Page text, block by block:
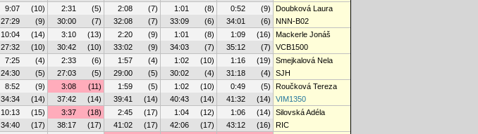
9:07 (10) 2:31 (5) 2:08 (7) 1:01 (8) 0:52 (9)
Doubková Laura
27:29 (9) 30:00 (7) 32:08 (7) 33:09 (6) 34:01 (6)
NNN-B02
10:04 (14) 3:10 (13) 2:20 (9) 1:01 (8) 1:09 (16)
Mackerle Jonáš
27:32 (10) 30:42 (10) 33:02 (9) 34:03 (7) 35:12 (7)
VCB1500
7:25 (4) 2:33 (6) 1:57 (4) 1:02 (10) 1:16 (19)
Smejkalová Nela
24:30 (5) 27:03 (5) 29:00 (5) 30:02 (4) 31:18 (4)
SJH
8:52 (9) 3:08 (11) 1:59 (5) 1:02 (10) 0:49 (5)
Roučková Tereza
34:34 (14) 37:42 (14) 39:41 (14) 40:43 (14) 41:32 (14)
VIM1350
10:13 (15) 3:37 (18) 2:45 (17) 1:04 (12) 1:06 (14)
Silovská Adéla
34:40 (17) 38:17 (17) 41:02 (17) 42:06 (17) 43:12 (16)
RIC